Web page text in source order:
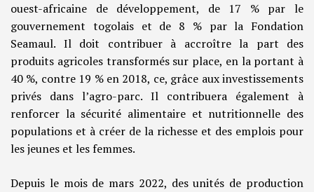
ouest-africaine de développement, de 17 % par le
gouvernement togolais et de 8 % par la Fondation
Seamaul. Il doit contribuer à accroître la part des
produits agricoles transformés sur place, en la portant à
40 %, contre 19 % en 2018, ce, grâce aux investissements
privés dans l’agro-parc. Il contribuera également à
renforcer la sécurité alimentaire et nutritionnelle des
populations et à créer de la richesse et des emplois pour
les jeunes et les femmes.
Depuis le mois de mars 2022, des unités de production